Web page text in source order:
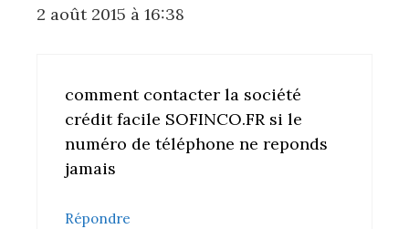
2 août 2015 à 16:38
comment contacter la société
crédit facile SOFINCO.FR si le
numéro de téléphone ne reponds
jamais
Répondre